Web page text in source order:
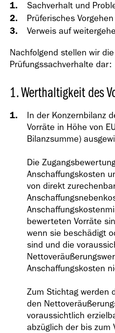
Sachverhalt und
Prüferisches
Verweis auf
Nachfolgend stellen wir
Prüfungssachverhalte dar:
1. Werthaltigkeit des
In der Konzernbilanz
Vorräte in Höhe von
Bilanzsumme)
Die
Anschaffungskosten
von direkt
bewerteten Vorräte
wenn sie beschädigt
sind und die
Anschaffungskosten
Zum Stichtag werden
den
voraussichtlich
abzüglich der bis zum